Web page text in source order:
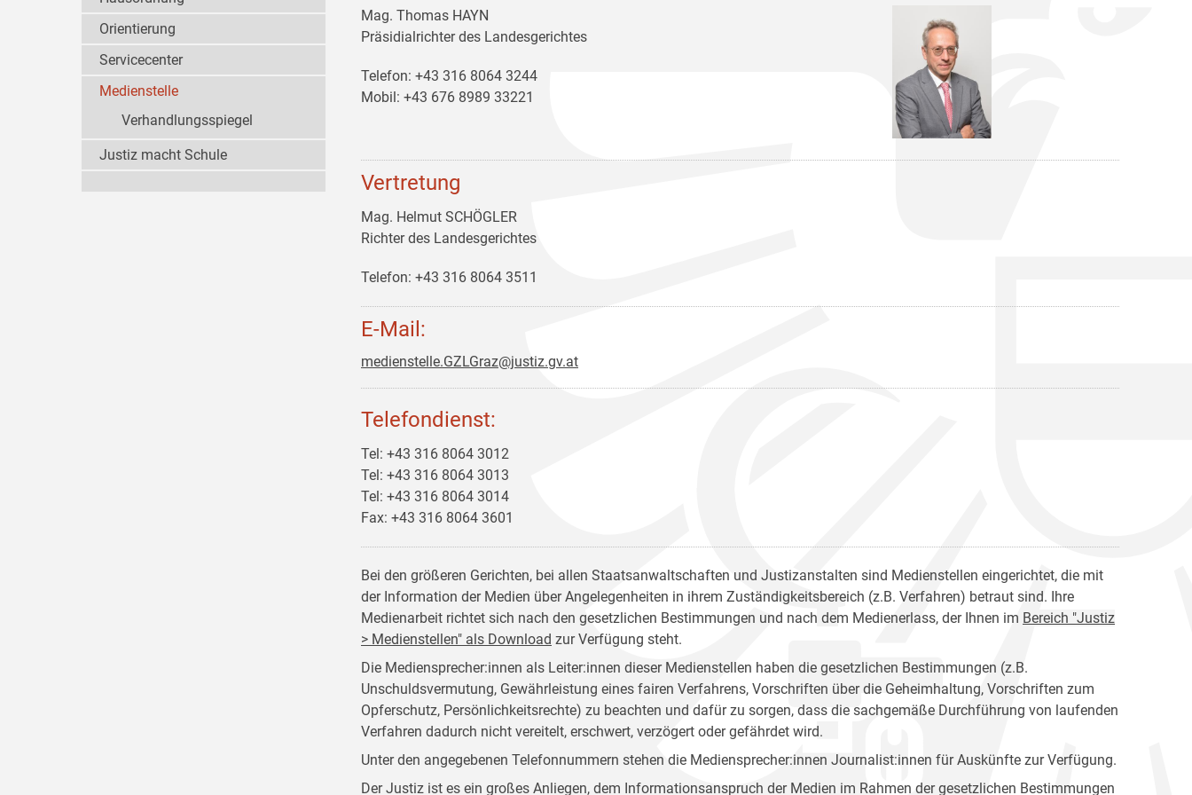
Mag. Thomas HAYN
Präsidialrichter des Landesgerichtes
Telefon: +43 316 8064 3244
Mobil: +43 676 8989 33221
Vertretung
Mag. Helmut SCHÖGLER
Richter des Landesgerichtes
Telefon: +43 316 8064 3511
E-Mail:
medienstelle.GZLGraz@justiz.gv.at
Telefondienst:
Tel: +43 316 8064 3012
Tel: +43 316 8064 3013
Tel: +43 316 8064 3014
Fax: +43 316 8064 3601
Bei den größeren Gerichten, bei allen Staatsanwaltschaften und Justizanstalten sind Medienstellen eingerichtet, die mit
der Information der Medien über Angelegenheiten in ihrem Zuständigkeitsbereich (z.B. Verfahren) betraut sind. Ihre
Medienarbeit richtet sich nach den gesetzlichen Bestimmungen und nach dem Medienerlass, der Ihnen im Bereich "Justiz
> Medienstellen" als Download zur Verfügung steht.
Die Mediensprecher:innen als Leiter:innen dieser Medienstellen haben die gesetzlichen Bestimmungen (z.B.
Unschuldsvermutung, Gewährleistung eines fairen Verfahrens, Vorschriften über die Geheimhaltung, Vorschriften zum
Opferschutz, Persönlichkeitsrechte) zu beachten und dafür zu sorgen, dass die sachgemäße Durchführung von laufenden
Verfahren dadurch nicht vereitelt, erschwert, verzögert oder gefährdet wird.
Unter den angegebenen Telefonnummern stehen die Mediensprecher:innen Journalist:innen für Auskünfte zur Verfügung.
Der Justiz ist es ein großes Anliegen, dem Informationsanspruch der Medien im Rahmen der gesetzlichen Bestimmungen
Orientierung
Servicecenter
Medienstelle
Verhandlungsspiegel
Justiz macht Schule